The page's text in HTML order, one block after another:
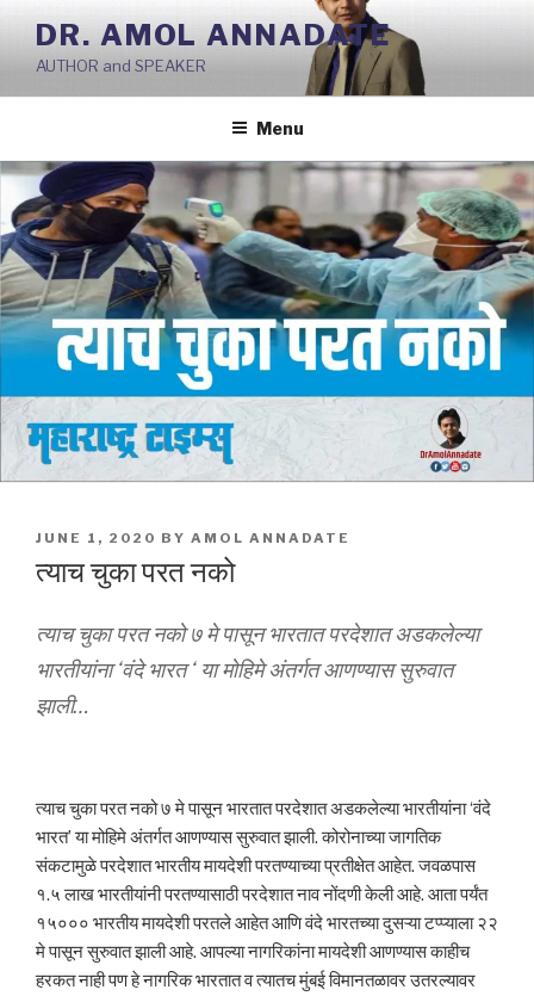
Skip
content
DR. AMOL ANNADATE
AUTHOR and SPEAKER
Menu
POSTED
JUNE 1, 2020 BY AMOL ANNADATE
त्याच चुका परत नको
त्याच चुका परत नको ७ मे पासून भारतात परदेशात अडकलेल्या
भारतीयांना ‘वंदे भारत ‘ या मोहिमे अंतर्गत आणण्यास सुरुवात
झाली…
त्याच चुका परत नको ७ मे पासून भारतात परदेशात अडकलेल्या भारतीयांना ‘वंदे
भारत’ या मोहिमे अंतर्गत आणण्यास सुरुवात झाली. कोरोनाच्या जागतिक
संकटामुळे परदेशात भारतीय मायदेशी परतण्याच्या प्रतीक्षेत आहेत. जवळपास
१.५ लाख भारतीयांनी परतण्यासाठी परदेशात नाव नोंदणी केली आहे. आता पर्यंत
१५००० भारतीय मायदेशी परतले आहेत आणि वंदे भारतच्या दुसऱ्या टप्प्याला २२
मे पासून सुरुवात झाली आहे. आपल्या नागरिकांना मायदेशी आणण्यास काहीच
हरकत नाही पण हे नागरिक भारतात व त्यातच मुंबई विमानतळावर उतरल्यावर